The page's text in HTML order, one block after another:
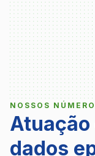
NOSSOS
dados